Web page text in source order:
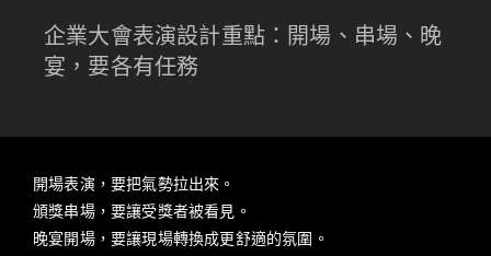
企業大會表演設計重點：開場、串場、晚
宴，要各有任務
開場表演，要把氣勢拉出來。
頒獎串場，要讓受獎者被看見。
晚宴開場，要讓現場轉換成更舒適的氛圍。